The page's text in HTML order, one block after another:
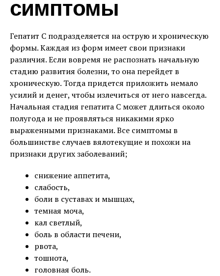
симптомы
Гепатит C подразделяется на острую и хроническую
формы. Каждая из форм имеет свои признаки
различия. Если вовремя не распознать начальную
стадию развития болезни, то она перейдет в
хроническую. Тогда придется приложить немало
усилий и денег, чтобы излечиться от него навсегда.
Начальная стадия гепатита C может длиться около
полугода и не проявляться никакими ярко
выраженными признаками. Все симптомы в
большинстве случаев вялотекущие и похожи на
признаки других заболеваний;
снижение аппетита,
слабость,
боли в суставах и мышцах,
темная моча,
кал светлый,
боль в области печени,
рвота,
тошнота,
головная боль.